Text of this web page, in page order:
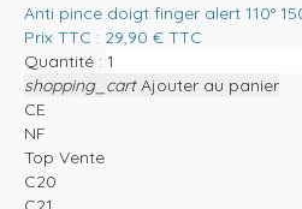
Anti pince doigt finger alert 110°
Prix TTC : 29,90 € TTC
Quantité :
shopping_cart Ajouter au panier
CE
NF
Top Vente
C20